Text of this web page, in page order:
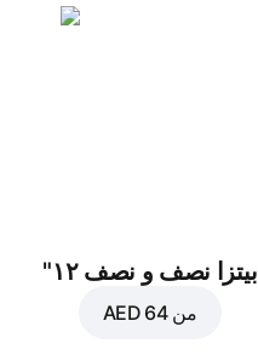
بيتزا نصف و نصف ١٢"
منAED 64